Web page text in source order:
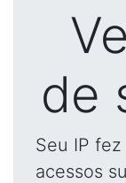
de
Seu IP
acessos